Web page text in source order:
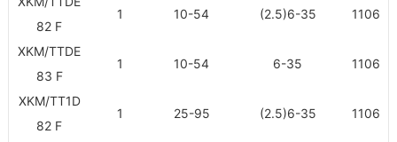
82 F
1 10-54 (2.5)6-35 110658
XKM/TTDE
83 F
1 10-54 6-35 110659
XKM/TT1D
82 F
1 25-95 (2.5)6-35 110660